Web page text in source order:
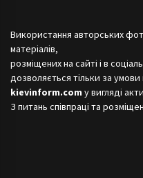
Використання авторських
матеріалів,
розміщених на сайті і в
дозволяється тільки за
kievinform.com у вигляді
З питань співпраці та